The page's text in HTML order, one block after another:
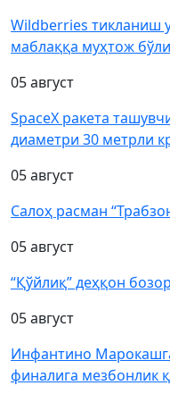
Wildberries тикланиш
маблаққа муҳтож
05 август
SpaceX ракета
диаметри 30 метрли
05 август
Салоҳ расман
05 август
“Қўйлиқ” деҳқон
05 август
Инфантино
финалига мезбонлик